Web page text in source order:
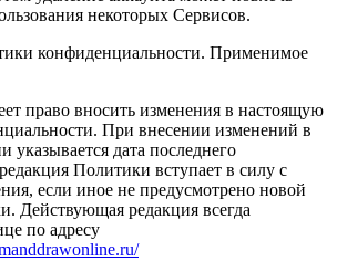
некоторых Сервисов.
конфиденциальности. Применимое
право вносить изменения в настоящую
При внесении изменений в
указывается дата последнего
Политики вступает в силу с
если иное не предусмотрено новой
Действующая редакция всегда
по адресу